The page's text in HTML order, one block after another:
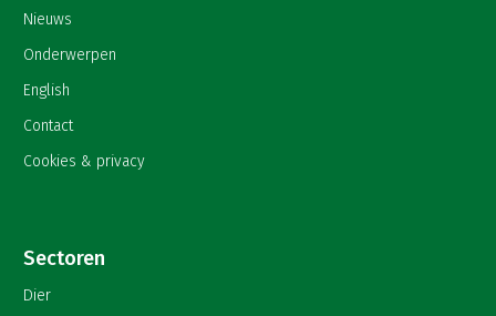
Nieuws
Onderwerpen
English
Contact
Cookies & privacy
Sectoren
Dier